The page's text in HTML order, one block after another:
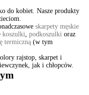
do kobiet. Nasze produkty
skarpety męskie
koszulki podkoszulki oraz
termiczną (w tym
rajstop, skarpet i
jak i chłopców.